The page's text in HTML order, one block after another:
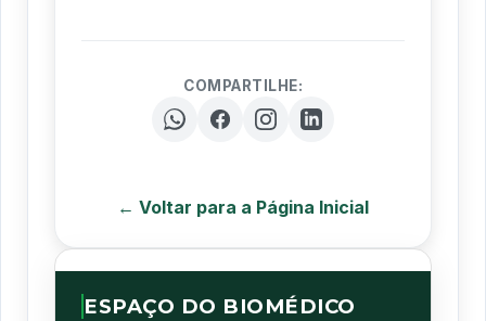
COMPARTILHE:
← Voltar para a Página Inicial
ESPAÇO DO BIOMÉDICO